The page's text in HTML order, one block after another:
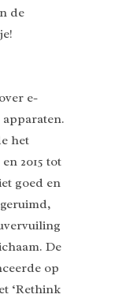
de
e-
het
2015 tot
goed en
De
op
‘Rethink